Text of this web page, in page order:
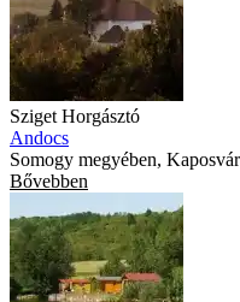
Sziget Horgásztó
Andocs
Somogy megyében,
Bővebben